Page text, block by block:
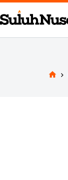
Skip
to
content